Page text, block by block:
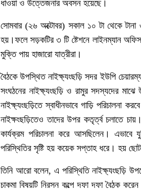
ধাওয়া ও উত্তেজনার অবসন হয়েছে।
সোমবার (২৬ অক্টোবর) সকাল ১০ টা থেকে
হয়।ফলে সড়কটির ৩ টি ষ্টেশনে লাইনম্যান
মুক্তি পায় হাজারো যাত্রীরা।
বৈঠকে উপস্থিত নাইক্ষ্যংছড়ি সদর ইউপি
সংঘঠনের নাইক্ষ্যংছড়ি ও রামুর সদস্যদের মাঝে
নাইক্ষ্যংছড়িতে স্বাধীনভাবে গাড়ি
নাইক্ষংছড়িতেও তাদের উপর কতৃর্ত্ব চলাতে
কার্যক্রম পরিচালনা করে আসছিলেন।
পরিস্থিতির সৃষ্টি হয় কয়েক সপ্তাহ ধরে। হয়
তিনি আরো বলেন, এ পরিস্থিতি নাইক্ষ্যংছড়ি
চাকমা বিষয়টি নিরসন কল্পে দফা দফা বৈঠক